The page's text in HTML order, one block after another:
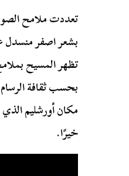
تعددت ملامح
بشعر اصفر منسدل
تظهر المسيح
مكان أورشليم
خيرًا.